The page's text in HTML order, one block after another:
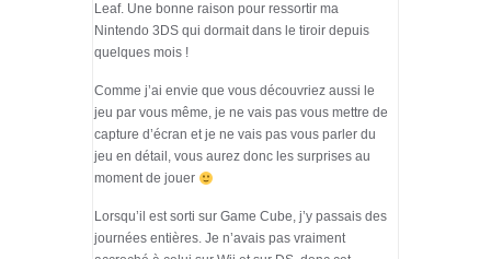
Leaf. Une bonne raison pour ressortir ma
Nintendo 3DS qui dormait dans le tiroir depuis
quelques mois !
Comme j’ai envie que vous découvriez aussi le
jeu par vous même, je ne vais pas vous mettre de
capture d’écran et je ne vais pas vous parler du
jeu en détail, vous aurez donc les surprises au
moment de jouer
Lorsqu’il est sorti sur Game Cube, j’y passais des
journées entières. Je n’avais pas vraiment